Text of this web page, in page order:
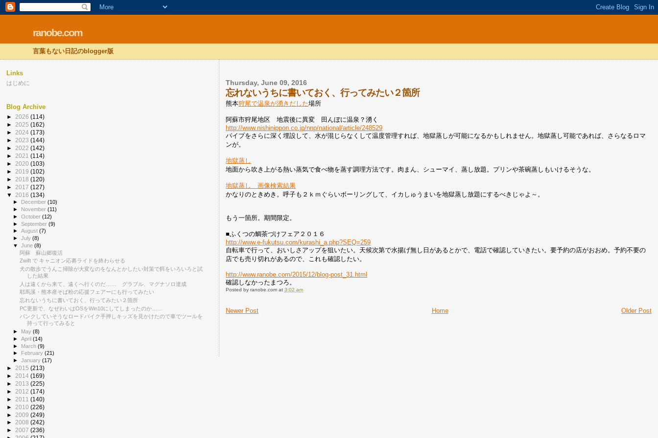
ranobe.com
言葉もない日記のblogger版
Thursday, June 09, 2016
忘れないうちに書いておく、行ってみたい２箇所
熊本狩尾で温泉が湧きだした場所
阿蘇市狩尾地区 地震後に異変 田んぼに温泉？湧く
http://www.nishinippon.co.jp/nnp/national/article/248529
パイプをさらに深く埋設して、水が混じらなくして温度管理すれば、地獄蒸しが可能になるかもしれません。地獄蒸し可能であれば、さらなるロマ
ンが。
地獄蒸し
地面から吹き上がる熱い蒸気で食べ物を蒸す調理方法です。肉まん、シューマイ、蒸し放題。プリンや茶碗蒸しもいけるそうな。
地獄蒸し 画像検索結果
かなりのときめき。呼子も２ｋｍぐらいボーリングして、イカしゅうまいを地獄蒸し放題にするべきじゃよ～。
もう一箇所。期間限定。
■ふくつの鯛茶づけフェア２０１６
http://www.e-fukutsu.com/kurashi_a.php?SEQ=259
自転車で行って、おいしさアップを狙いたい。天候次第で水揚げ無し日があるとかで、電話で確認していきたい。要予約の店がおおめ。予約不要の
店でも売り切れがあるので、これも確認したい。
http://www.ranobe.com/2015/12/blog-post_31.html
確認しなかったまつろ。
Posted byranobe.com at3:02 am
Newer Post Older Post
Home
Links
はじめに
Blog Archive
► 2026 (114)
► 2025 (162)
► 2024 (173)
► 2023 (144)
► 2022 (142)
► 2021 (114)
► 2020 (103)
► 2019 (102)
► 2018 (120)
► 2017 (127)
▼ 2016 (134)
► December(10)
► November(11)
►October(12)
►September(9)
►August(7)
►July(8)
▼June(8)
阿蘇 蘇山郷復活
Zwift で キャニオン応募ライドを終わらせる
犬の散歩でうんこ掃除が大変なのをなんとかしたい対策で餌をいろいろと試
した結果
人は遠くから来て、遠くへ行くのだ…… グラブル、マグナソロ達成
耶馬溪・熊本産そば粉の応援フェアーにも行ってみたい
忘れないうちに書いておく、行ってみたい２箇所
PC更新で、なぜわいはOSをWin10にしてしまったのか……
パンクしていそうなロードバイク手押しキッズを見かけたので車でツールを
持って行ってみると
► May(8)
►April(14)
► March(9)
►
February(21)
►January(17)
► 2015 (213)
► 2014 (169)
► 2013 (225)
► 2012 (174)
► 2011 (140)
► 2010 (226)
► 2009 (249)
► 2008 (242)
► 2007 (236)